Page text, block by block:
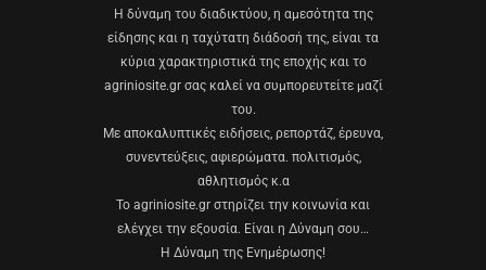
Η δύναμη του διαδικτύου, η αμεσότητα της
είδησης και η ταχύτατη διάδοσή της, είναι τα
κύρια χαρακτηριστικά της εποχής και το
agriniosite.gr σας καλεί να συμπορευτείτε μαζί
του.
Με αποκαλυπτικές ειδήσεις, ρεπορτάζ, έρευνα,
συνεντεύξεις, αφιερώματα. πολιτισμός,
αθλητισμός κ.α
Το agriniosite.gr στηρίζει την κοινωνία και
ελέγχει την εξουσία. Είναι η Δύναμη σου…
Η Δύναμη της Ενημέρωσης!